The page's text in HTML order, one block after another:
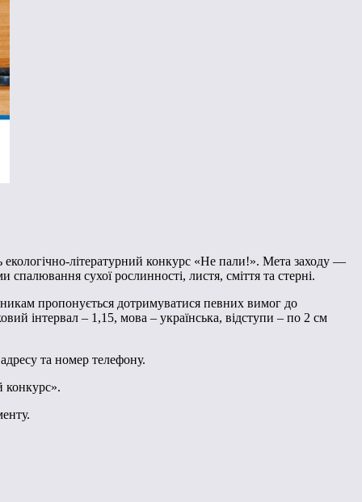
екологічно-літературний конкурс «Не пали!». Мета заходу —
сухої рослинності, листя, сміття та стерні.
пропонується дотримуватися певних вимог до
інтервал – 1,15, мова – українська, відступи – по 2 см
та номер телефону.
конкурс».